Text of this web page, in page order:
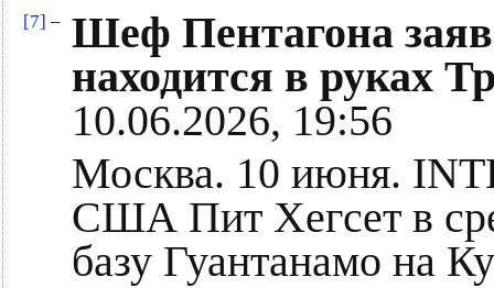
[7] – Шеф Пентагона
находится в руках
10.06.2026, 19:56
Москва. 10 июня.
США Пит Хегсет в
базу Гуантанамо на